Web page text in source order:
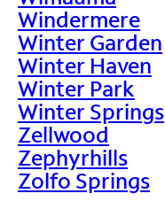
Windermere
Winter Garden
Winter Haven
Winter Park
Winter Springs
Zellwood
Zephyrhills
Zolfo Springs